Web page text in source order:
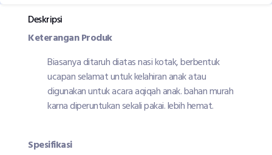
Deskripsi
Keterangan Produk
Biasanya ditaruh diatas nasi kotak, berbentuk
ucapan selamat untuk kelahiran anak atau
digunakan untuk acara aqiqah anak. bahan murah
karna diperuntukan sekali pakai. lebih hemat.
Spesifikasi